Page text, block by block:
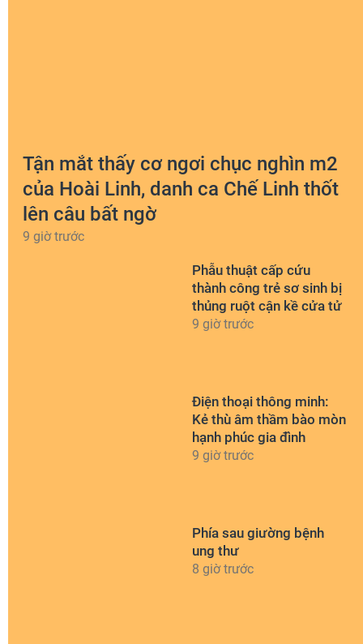
Tận mắt thấy cơ ngơi chục nghìn m2
của Hoài Linh, danh ca Chế Linh thốt
lên câu bất ngờ
9 giờ trước
Phẫu thuật cấp cứu
thành công trẻ sơ sinh bị
thủng ruột cận kề cửa tử
9 giờ trước
Điện thoại thông minh:
Kẻ thù âm thầm bào mòn
hạnh phúc gia đình
9 giờ trước
Phía sau giường bệnh
ung thư
8 giờ trước